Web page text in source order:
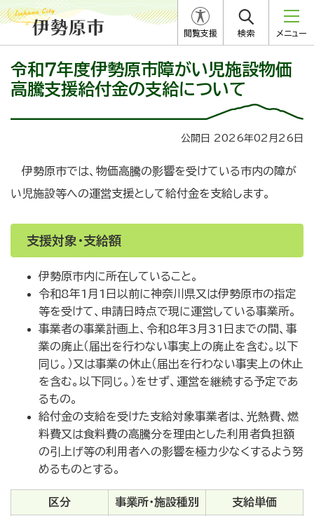
閲覧支援 検索 メニュー
令和７年度伊勢原市障がい児施設物価
高騰支援給付金の支給について
公開日 2026年02月26日
伊勢原市では、物価高騰の影響を受けている市内の障が
い児施設等への運営支援として給付金を支給します。
支援対象・支給額
伊勢原市内に所在していること。
令和8年1月1日以前に神奈川県又は伊勢原市の指定
等を受けて、申請日時点で現に運営している事業所。
事業者の事業計画上、令和8年3月31日までの間、事
業の廃止（届出を行わない事実上の廃止を含む。以下
同じ。）又は事業の休止（届出を行わない事実上の休止
を含む。以下同じ。）をせず、運営を継続する予定であ
るもの。
給付金の支給を受けた支給対象事業者は、光熱費、燃
料費又は食料費の高騰分を理由とした利用者負担額
の引上げ等の利用者への影響を極力少なくするよう努
めるものとする。
区分 事業所・施設種別 支給単価